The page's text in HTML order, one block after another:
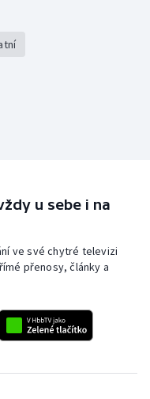
u sebe i na
ve své chytré televizi
přenosy, články a